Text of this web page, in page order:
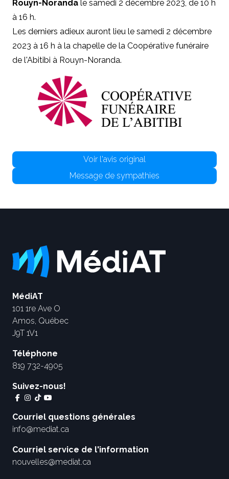
Rouyn-Noranda le samedi 2 décembre 2023, de 10 h
à 16 h.
Les derniers adieux auront lieu le samedi 2 décembre
2023 à 16 h à la chapelle de la Coopérative funéraire
de l'Abitibi à Rouyn-Noranda.
Voir l'avis original
Message de sympathies
MédiAT
101 1re Ave O
Amos, Québec
J9T 1V1
Téléphone
819 732-4905
Suivez-nous!
Courriel questions générales
info@mediat.ca
Courriel service de l'information
nouvelles@mediat.ca